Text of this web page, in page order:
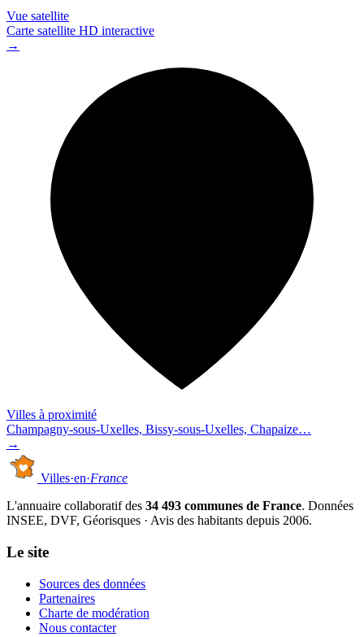
Vue satellite
Carte satellite HD interactive
→
Villes à proximité
Champagny-sous-Uxelles, Bissy-sous-Uxelles, Chapaize…
→
Villes·en·France
L'annuaire collaboratif des 34 493 communes de France. Données
INSEE, DVF, Géorisques · Avis des habitants depuis 2006.
Le site
Sources des données
Partenaires
Charte de modération
Nous contacter